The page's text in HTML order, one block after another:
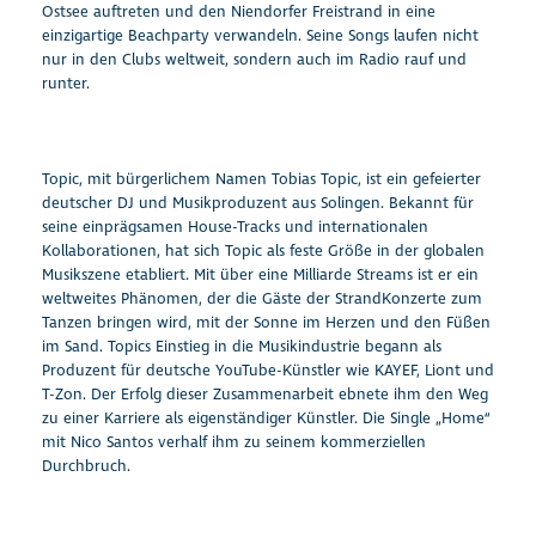
Ostsee auftreten und den Niendorfer Freistrand in eine
einzigartige Beachparty verwandeln. Seine Songs laufen nicht
nur in den Clubs weltweit, sondern auch im Radio rauf und
runter.
Topic, mit bürgerlichem Namen Tobias Topic, ist ein gefeierter
deutscher DJ und Musikproduzent aus Solingen. Bekannt für
seine einprägsamen House-Tracks und internationalen
Kollaborationen, hat sich Topic als feste Größe in der globalen
Musikszene etabliert. Mit über eine Milliarde Streams ist er ein
weltweites Phänomen, der die Gäste der StrandKonzerte zum
Tanzen bringen wird, mit der Sonne im Herzen und den Füßen
im Sand. Topics Einstieg in die Musikindustrie begann als
Produzent für deutsche YouTube-Künstler wie KAYEF, Liont und
T-Zon. Der Erfolg dieser Zusammenarbeit ebnete ihm den Weg
zu einer Karriere als eigenständiger Künstler. Die Single „Home“
mit Nico Santos verhalf ihm zu seinem kommerziellen
Durchbruch.